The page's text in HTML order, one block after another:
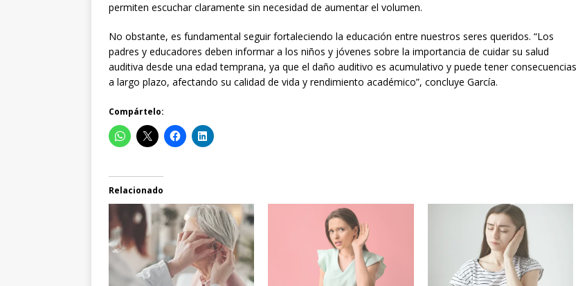
permiten escuchar claramente sin necesidad de aumentar el volumen.
No obstante, es fundamental seguir fortaleciendo la educación entre nuestros seres queridos. “Los
padres y educadores deben informar a los niños y jóvenes sobre la importancia de cuidar su salud
auditiva desde una edad temprana, ya que el daño auditivo es acumulativo y puede tener consecuencias
a largo plazo, afectando su calidad de vida y rendimiento académico”, concluye García.
Compártelo:
Relacionado